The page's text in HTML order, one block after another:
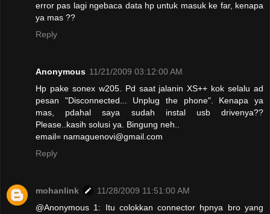
error pas lagi ngebaca data hp untuk masuk ke far, kenapa
ya mas ??
Reply
Anonymous 11/21/2009 03:12:00 AM
Hp pake sonex w205. Pd saat jalanin XS++ kok selalu ad
pesan "Disconnected... Unplug the phone". Kenapa ya
mas, pdahal saya sudah instal usb drivenya??
Please..kasih solusi ya. Bingung neh..
email= namaguenovi@gmail.com
Reply
mohanlink
11/28/2009 11:51:00 AM
@Anonymous 1: Itu colokkan connector hpnya bro yang